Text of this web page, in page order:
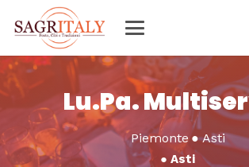
Lu.Pa.
Piemonte ●Asti
● Asti